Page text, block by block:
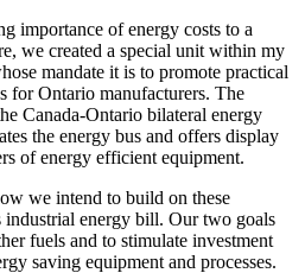
importance of energy costs to a
we created a special unit within my
mandate it is to promote practical
for Ontario manufacturers. The
Canada-Ontario bilateral energy
the energy bus and offers display
of energy efficient equipment.
we intend to build on these
industrial energy bill. Our two goals
fuels and to stimulate investment
saving equipment and processes.